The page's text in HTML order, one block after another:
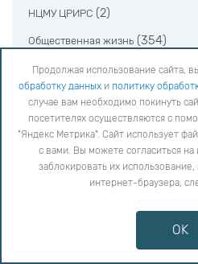
НЦМУ ЦРИРС (2)
Общественная жизнь (354)
Полярно-альпийский
Управление аспирантуры и
Центр гуманитарных проблем
Центр коллективного пользования
Центр наноматериаловедения
Новости науки (1029)
Продолжая использование сайта,
обработку данных и политику
случае вам необходимо покинуть
посетителях осуществляются с
"Яндекс Метрика". Сайт использует
с вами. Вы можете согласиться
заблокировать их
интернет-браузера,
OK